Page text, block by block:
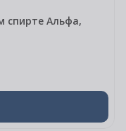
спирте Альфа,